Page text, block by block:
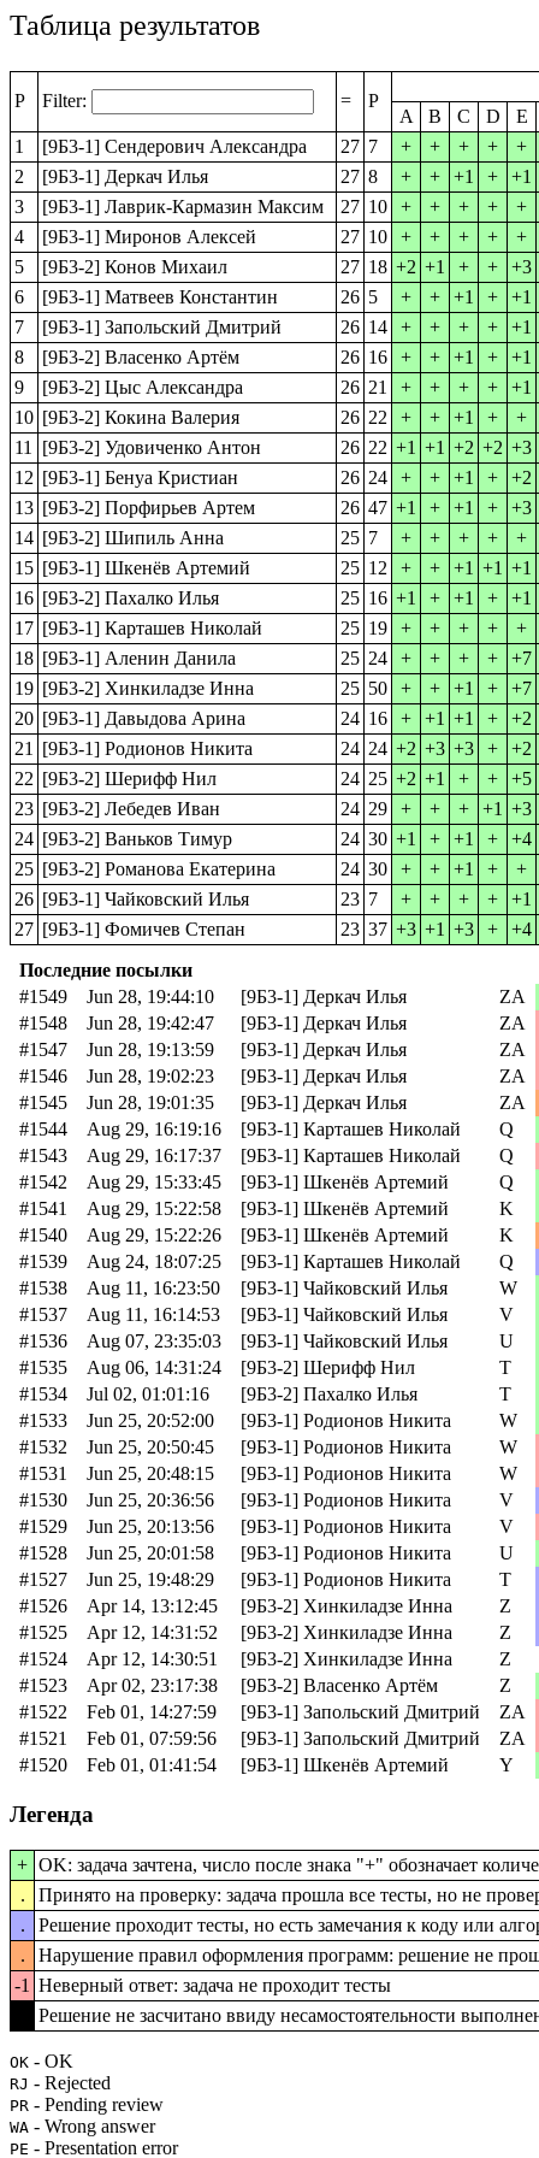
Таблица результатов
P Filter: = P
A B C D
E
1
[9Б3-1] Сендерович Александра 27 7 + + + +
+
2
[9Б3-1] Деркач Илья 27 8 + + +1 +
+1
3
[9Б3-1] Лаврик-Кармазин Максим 27 10 + + + +
+
4
[9Б3-1] Миронов Алексей 27 10 + + + +
+
5
[9Б3-2] Конов Михаил 27 18 +2 +1 + +
+3
6
[9Б3-1] Матвеев Константин 26 5 + + +1 +
+1
7
[9Б3-1] Запольский Дмитрий 26 14 + + + +
+1
8
[9Б3-2] Власенко Артём 26 16 + + +1 +
+1
9
[9Б3-2] Цыс Александра 26 21 + + + +
+1
10 [9Б3-2] Кокина Валерия 26 22 + + +1 +
+
11
[9Б3-2] Удовиченко Антон 26 22 +1 +1 +2 +2 +3
12 [9Б3-1] Бенуа Кристиан 26 24 + + +1 +
+2
13 [9Б3-2] Порфирьев Артем 26 47 +1 + +1 +
+3
14 [9Б3-2] Шипиль Анна 25 7 + + + +
+
15 [9Б3-1] Шкенёв Артемий 25 12 + + +1 +1 +1
16 [9Б3-2] Пахалко Илья 25 16 +1 + +1 +
+1
17 [9Б3-1] Карташев Николай 25 19 + + + +
+
18 [9Б3-1] Аленин Данила 25 24 + + + +
+7
19 [9Б3-2] Хинкиладзе Инна 25 50 + + +1 +
+7
20 [9Б3-1] Давыдова Арина 24 16 + +1 +1 +
+2
21
[9Б3-1] Родионов Никита 24 24 +2 +3 +3 +
+2
22 [9Б3-2] Шерифф Нил 24 25 +2 +1 + +
+5
23 [9Б3-2] Лебедев Иван 24 29 + + + +1 +3
24 [9Б3-2] Ваньков Тимур 24 30 +1 + +1 +
+4
25 [9Б3-2] Романова Екатерина 24 30 + + +1 +
+
26 [9Б3-1] Чайковский Илья 23 7 + + + +
+1
27 [9Б3-1] Фомичев Степан 23 37 +3 +1 +3 +
+4
Последние посылки
#1549
Jun 28, 19:44:10 [9Б3-1] Деркач Илья
ZA
#1548
Jun 28, 19:42:47 [9Б3-1] Деркач Илья
ZA
#1547
Jun 28, 19:13:59 [9Б3-1] Деркач Илья
ZA
#1546
Jun 28, 19:02:23 [9Б3-1] Деркач Илья
ZA
#1545
Jun 28, 19:01:35 [9Б3-1] Деркач Илья
ZA
#1544
Aug 29, 16:19:16 [9Б3-1] Карташев Николай
Q
#1543
Aug 29, 16:17:37 [9Б3-1] Карташев Николай
Q
#1542
Aug 29, 15:33:45 [9Б3-1] Шкенёв Артемий
Q
#1541
Aug 29, 15:22:58 [9Б3-1] Шкенёв Артемий
K
#1540
Aug 29, 15:22:26 [9Б3-1] Шкенёв Артемий
K
#1539
Aug 24, 18:07:25 [9Б3-1] Карташев Николай
Q
#1538
Aug 11, 16:23:50 [9Б3-1] Чайковский Илья
W
#1537
Aug 11, 16:14:53 [9Б3-1] Чайковский Илья
V
#1536
Aug 07, 23:35:03 [9Б3-1] Чайковский Илья
U
#1535
Aug 06, 14:31:24 [9Б3-2] Шерифф Нил
T
#1534
Jul 02, 01:01:16 [9Б3-2] Пахалко Илья
T
#1533
Jun 25, 20:52:00 [9Б3-1] Родионов Никита
W
#1532
Jun 25, 20:50:45 [9Б3-1] Родионов Никита
W
#1531
Jun 25, 20:48:15 [9Б3-1] Родионов Никита
W
#1530
Jun 25, 20:36:56 [9Б3-1] Родионов Никита
V
#1529
Jun 25, 20:13:56 [9Б3-1] Родионов Никита
V
#1528
Jun 25, 20:01:58 [9Б3-1] Родионов Никита
U
#1527
Jun 25, 19:48:29 [9Б3-1] Родионов Никита
T
#1526
Apr 14, 13:12:45 [9Б3-2] Хинкиладзе Инна
Z
#1525
Apr 12, 14:31:52 [9Б3-2] Хинкиладзе Инна
Z
#1524
Apr 12, 14:30:51 [9Б3-2] Хинкиладзе Инна
Z
#1523
Apr 02, 23:17:38 [9Б3-2] Власенко Артём
Z
#1522
Feb 01, 14:27:59 [9Б3-1] Запольский Дмитрий
ZA
#1521
Feb 01, 07:59:56 [9Б3-1] Запольский Дмитрий
ZA
#1520
Feb 01, 01:41:54 [9Б3-1] Шкенёв Артемий Y
Легенда
+ OK: задача зачтена, число после знака "+" обозначает
.
Принято на проверку: задача прошла все тесты, но не
.
Решение проходит тесты, но есть замечания к коду или
.
Нарушение правил оформления программ: решение не
-1 Неверный ответ: задача не проходит тесты
Решение не засчитано ввиду несамостоятельности
OK - OK
RJ - Rejected
PR - Pending review
WA - Wrong answer
PE - Presentation error